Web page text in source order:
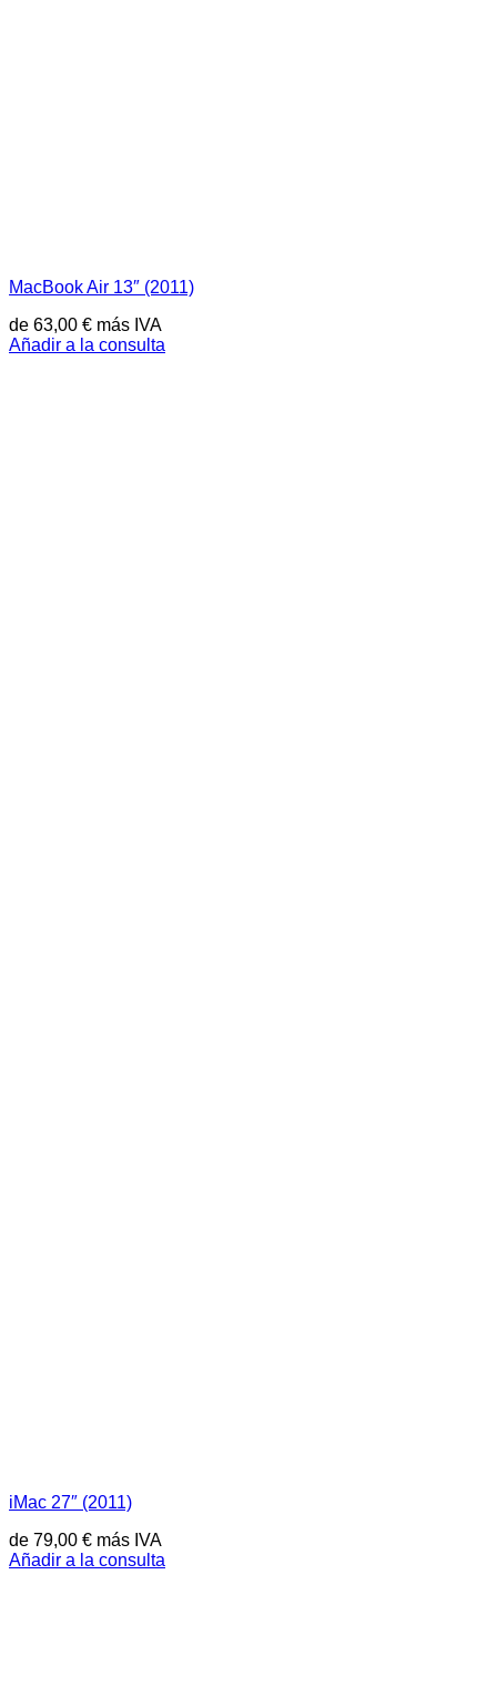
MacBook Air 13″ (2011)
de 63,00 € más IVA
Añadir a la consulta
iMac 27″ (2011)
de 79,00 € más IVA
Añadir a la consulta